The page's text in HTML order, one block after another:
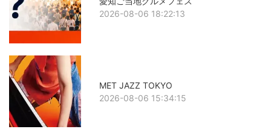
2026-08-06 18:22:13
MET JAZZ TOKYO
2026-08-06 15:34:15